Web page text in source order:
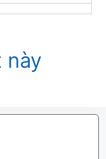
này